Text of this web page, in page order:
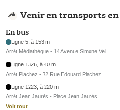
Venir en transports
En bus
Ligne 5, à 153 m
Arrêt Médiathèque - 14 Avenue Simone Veil
Ligne 1326, à 40 m
Arrêt Plachez - 72 Rue Edouard Plachez
Ligne 1223, à 220 m
Arrêt Jean Jaurès - Place Jean Jaurès
Voir tout